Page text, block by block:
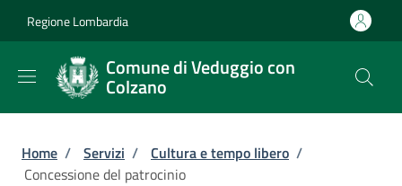
Regione Lombardia
Comune di Veduggio con
Colzano
Briciole di pane
Home / Servizi / Cultura e tempo libero /
Concessione del patrocinio